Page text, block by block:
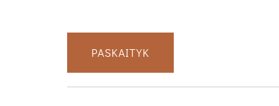
PASKAITYK